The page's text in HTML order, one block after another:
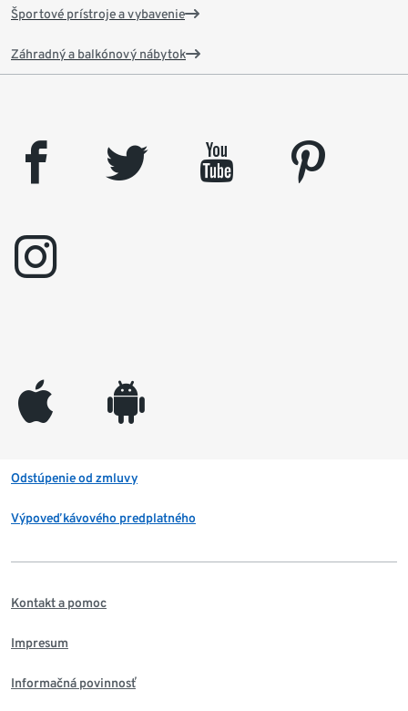
Športové prístroje a vybavenie
Záhradný a balkónový nábytok
facebook twitter youtube
pinterest
instagram
appleinc android
Odstúpenie od zmluvy
Výpoveď kávového predplatného
Kontakt a pomoc
Impresum
Informačná povinnosť